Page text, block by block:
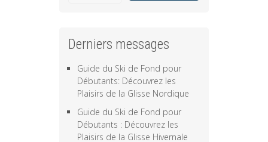
Derniers messages
Guide du Ski de Fond pour
Débutants: Découvrez les
Plaisirs de la Glisse Nordique
Guide du Ski de Fond pour
Débutants : Découvrez les
Plaisirs de la Glisse Hivernale